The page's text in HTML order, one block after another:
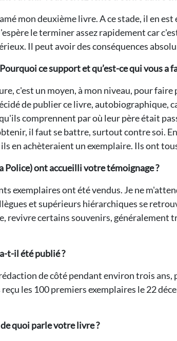
mon deuxième livre. A ce stade, il en
le terminer assez rapidement car
Il peut avoir des conséquences
ce support et qu’est-ce qui vous a
c'est un moyen, à mon niveau, pour
de publier ce livre,
comprennent par où leur père était
il faut se battre, surtout contre soi.
en achèteraient un exemplaire. Ils ont
Police) ont accueilli votre témoignage ?
exemplaires ont été vendus. Je ne
et supérieurs hiérarchiques se
revivre certains souvenirs,
t-il été publié ?
de côté pendant environ trois
les 100 premiers exemplaires le 22
quoi parle votre livre ?